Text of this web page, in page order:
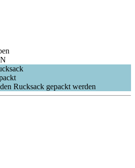
Rucksack gepackt werden